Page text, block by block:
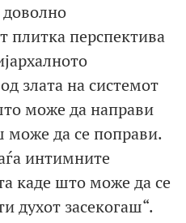
доволно
плитка перспектива
злата на системот
може да направи
може да се поправи.
интимните
каде што може да се
духот засекогаш“.